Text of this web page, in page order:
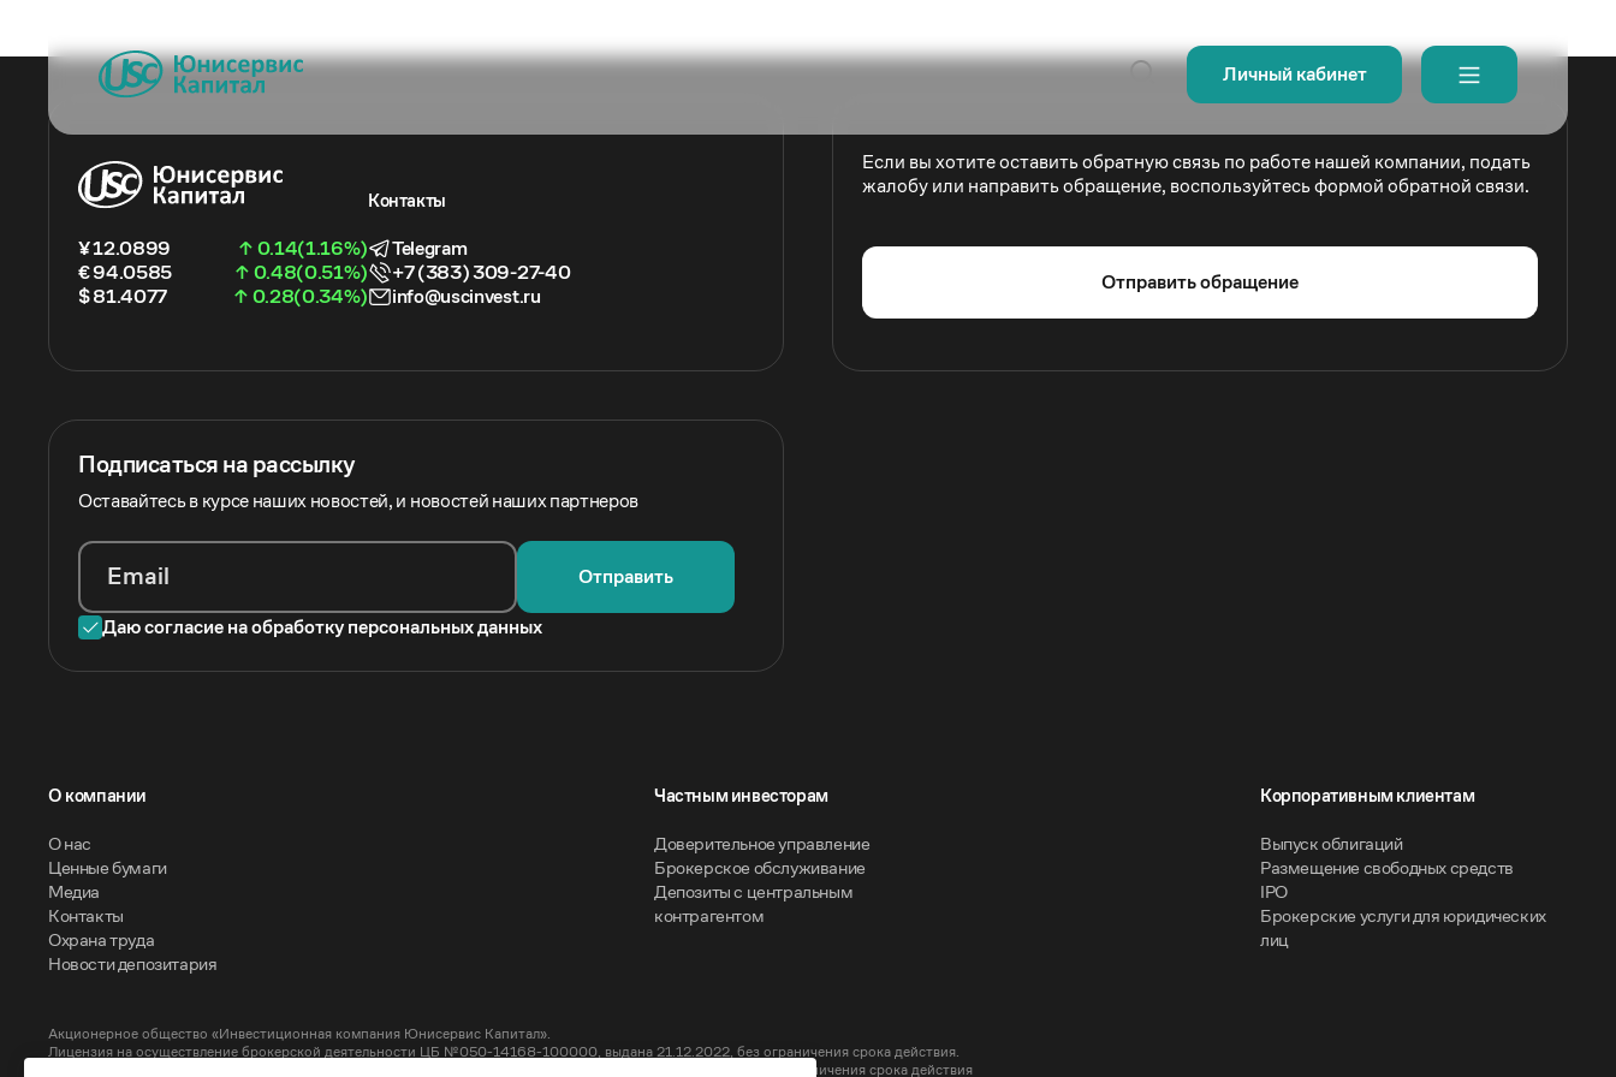
Личный кабинет
¥ 12.0899
↑ 0.14(1.16%)
€ 94.0585
↑ 0.48(0.51%)
$ 81.4077
↑ 0.28(0.34%)
Контакты
Telegram
+7 (383) 309-27-40
info@uscinvest.ru
Если вы хотите оставить обратную связь по работе нашей компании, подать
жалобу или направить обращение, воспользуйтесь формой обратной связи.
Отправить обращение
Подписаться на рассылку
Оставайтесь в курсе наших новостей, и новостей наших партнеров
Email
Отправить
Даю согласие на обработку персональных данных
O компании
О нас
Ценные бумаги
Медиа
Контакты
Охрана труда
Новости депозитария
Частным инвесторам
Доверительное управление
Брокерское обслуживание
Депозиты с центральным
контрагентом
Корпоративным клиентам
Выпуск облигаций
Размещение свободных средств
IPO
Брокерские услуги для юридических
лиц
Акционерное общество «Инвестиционная компания Юнисервис Капитал».
Лицензия на осуществление брокерской деятельности ЦБ №050-14168-100000, выдана 21.12.2022, без ограничения срока действия.
Лицензия на осуществление депозитарной деятельности ЦБ №050-14169-000100, выдана 21.12.2022, без ограничения срока действия